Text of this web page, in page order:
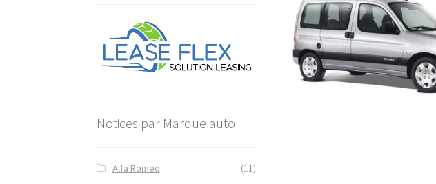
Notices par Marque auto
Alfa Romeo
(11)